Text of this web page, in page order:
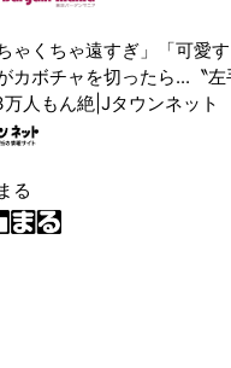
ちゃくちゃ遠すぎ」「可愛
カボチャを切ったら...〝
人もん絶|Jタウンネット
る